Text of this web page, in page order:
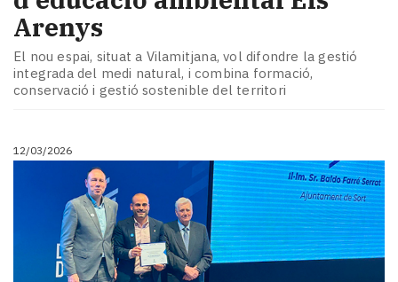
Arenys
El nou espai, situat a Vilamitjana, vol difondre la gestió
integrada del medi natural, i combina formació,
conservació i gestió sostenible del territori
12/03/2026